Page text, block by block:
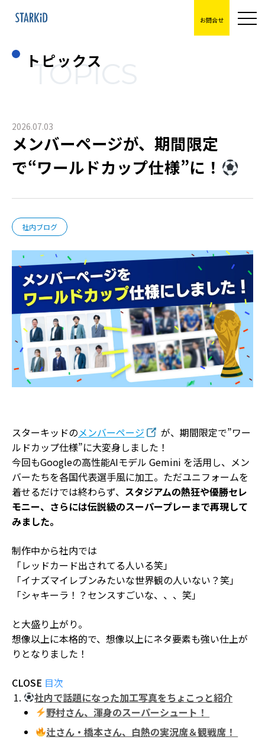
お問合せ
トピックス
TOPICS
2026.07.03
メンバーページが、期間限定
で“ワールドカップ仕様”に！
社内ブログ
スターキッドのメンバーページ
が、期間限定で”ワー
ルドカップ仕様”に大変身しました！
今回もGoogleの高性能AIモデル Gemini を活用し、メン
バーたちを各国代表選手風に加工。ただユニフォームを
着せるだけでは終わらず、 スタジアムの熱狂や優勝セレ
モニー、さらには伝説級のスーパープレーまで再現して
みました。
制作中から社内では
「レッドカード出されてる人いる笑」
「イナズマイレブンみたいな世界観の人いない？笑」
「シャキーラ！？センスすごいな、、、笑」
と大盛り上がり。
想像以上に本格的で、想像以上にネタ要素も強い仕上が
りとなりました！
CLOSE 目次
社内で話題になった加工写真をちょこっと紹介
野村さん、渾身のスーパーシュート！
辻さん・橋本さん、白熱の実況席＆観戦席！